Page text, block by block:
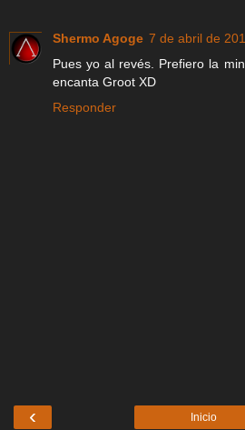
Shermo Agoge 7 de abril de
Pues yo al revés. Prefiero la
encanta Groot XD
Responder
‹ Inicio